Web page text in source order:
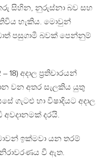
සිහින, නුරුස්නා බව සහ
හැකිය. මොවුන්
පසුගාමී බවක් පෙන්නුම්
අදාල ප්‍රතිචාරයන්
වන අතර සැලකිය යුතු
ගැටළු හා විෂාදියට අදාල
දරයි.
ඉක්මවා යන තරම්
වී ඇත.